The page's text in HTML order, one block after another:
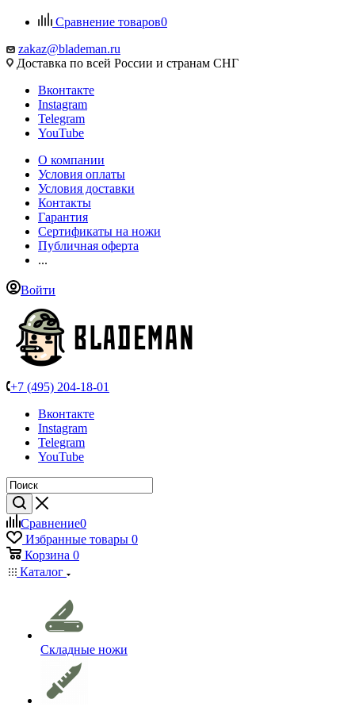
Сравнение товаров0
zakaz@blademan.ru
Доставка по всей России и странам СНГ
Вконтакте
Instagram
Telegram
YouTube
О компании
Условия оплаты
Условия доставки
Контакты
Гарантия
Сертификаты на ножи
Публичная оферта
...
Войти
+7 (495) 204-18-01
Вконтакте
Instagram
Telegram
YouTube
Сравнение0
Избранные товары 0
Корзина 0
Каталог
Складные ножи